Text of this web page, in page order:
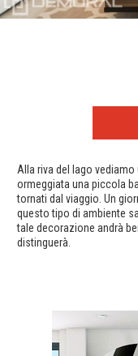
Alla riva del lago
ormeggiata una piccola
tornati dal viaggio. Un
questo tipo di ambiente
tale decorazione andrà
distinguerà.